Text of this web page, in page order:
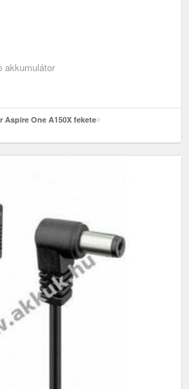
akkumulátor
Aspire One A150X fekete